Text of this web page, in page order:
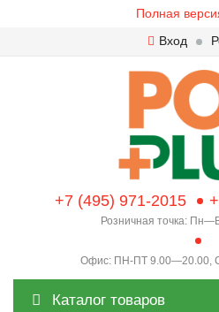
Полная
Вход
+7 (495) 971-2015
Розничная точка:
Офис: ПН-ПТ 9.00—20.00,
Каталог товаров